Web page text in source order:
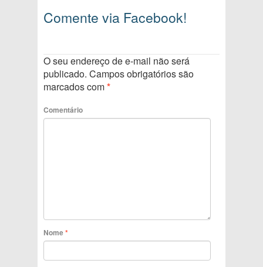
Comente via Facebook!
O seu endereço de e-mail não será
publicado. Campos obrigatórios são
marcados com*
Comentário
Nome*